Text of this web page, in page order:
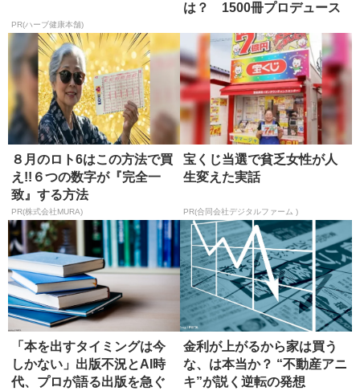
PR(ハーブ健康本舗)
は？ 1500冊プロデュース
８月のロト6はこの方法で買
え!!６つの数字が『完全一
致』する方法
PR(株式会社MURA)
宝くじ当選で貧乏女性が人
生変えた実話
PR(合同会社デジタルファーム )
「本を出すタイミングは今
しかない」出版不況とAI時
代、プロが語る出版を急ぐ
金利が上がるから家は買う
な、は本当か？ “不動産アニ
キ”が説く逆転の発想